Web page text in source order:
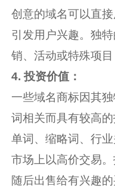
创意的域名可以直
引发用户兴趣。独
销、活动或特殊项目
4. 投资价值：
一些域名商标因其
词相关而具有较高
单词、缩略词、行
市场上以高价交易
随后出售给有兴趣的